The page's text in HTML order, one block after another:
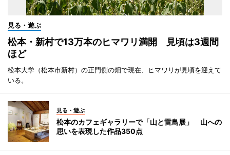
見る・遊ぶ
松本・新村で13万本のヒマワリ満開 見頃は3週間
ほど
松本大学（松本市新村）の正門側の畑で現在、ヒマワリが見頃を迎えて
いる。
見る・遊ぶ
松本のカフェギャラリーで「山と雷鳥展」 山への
思いを表現した作品350点